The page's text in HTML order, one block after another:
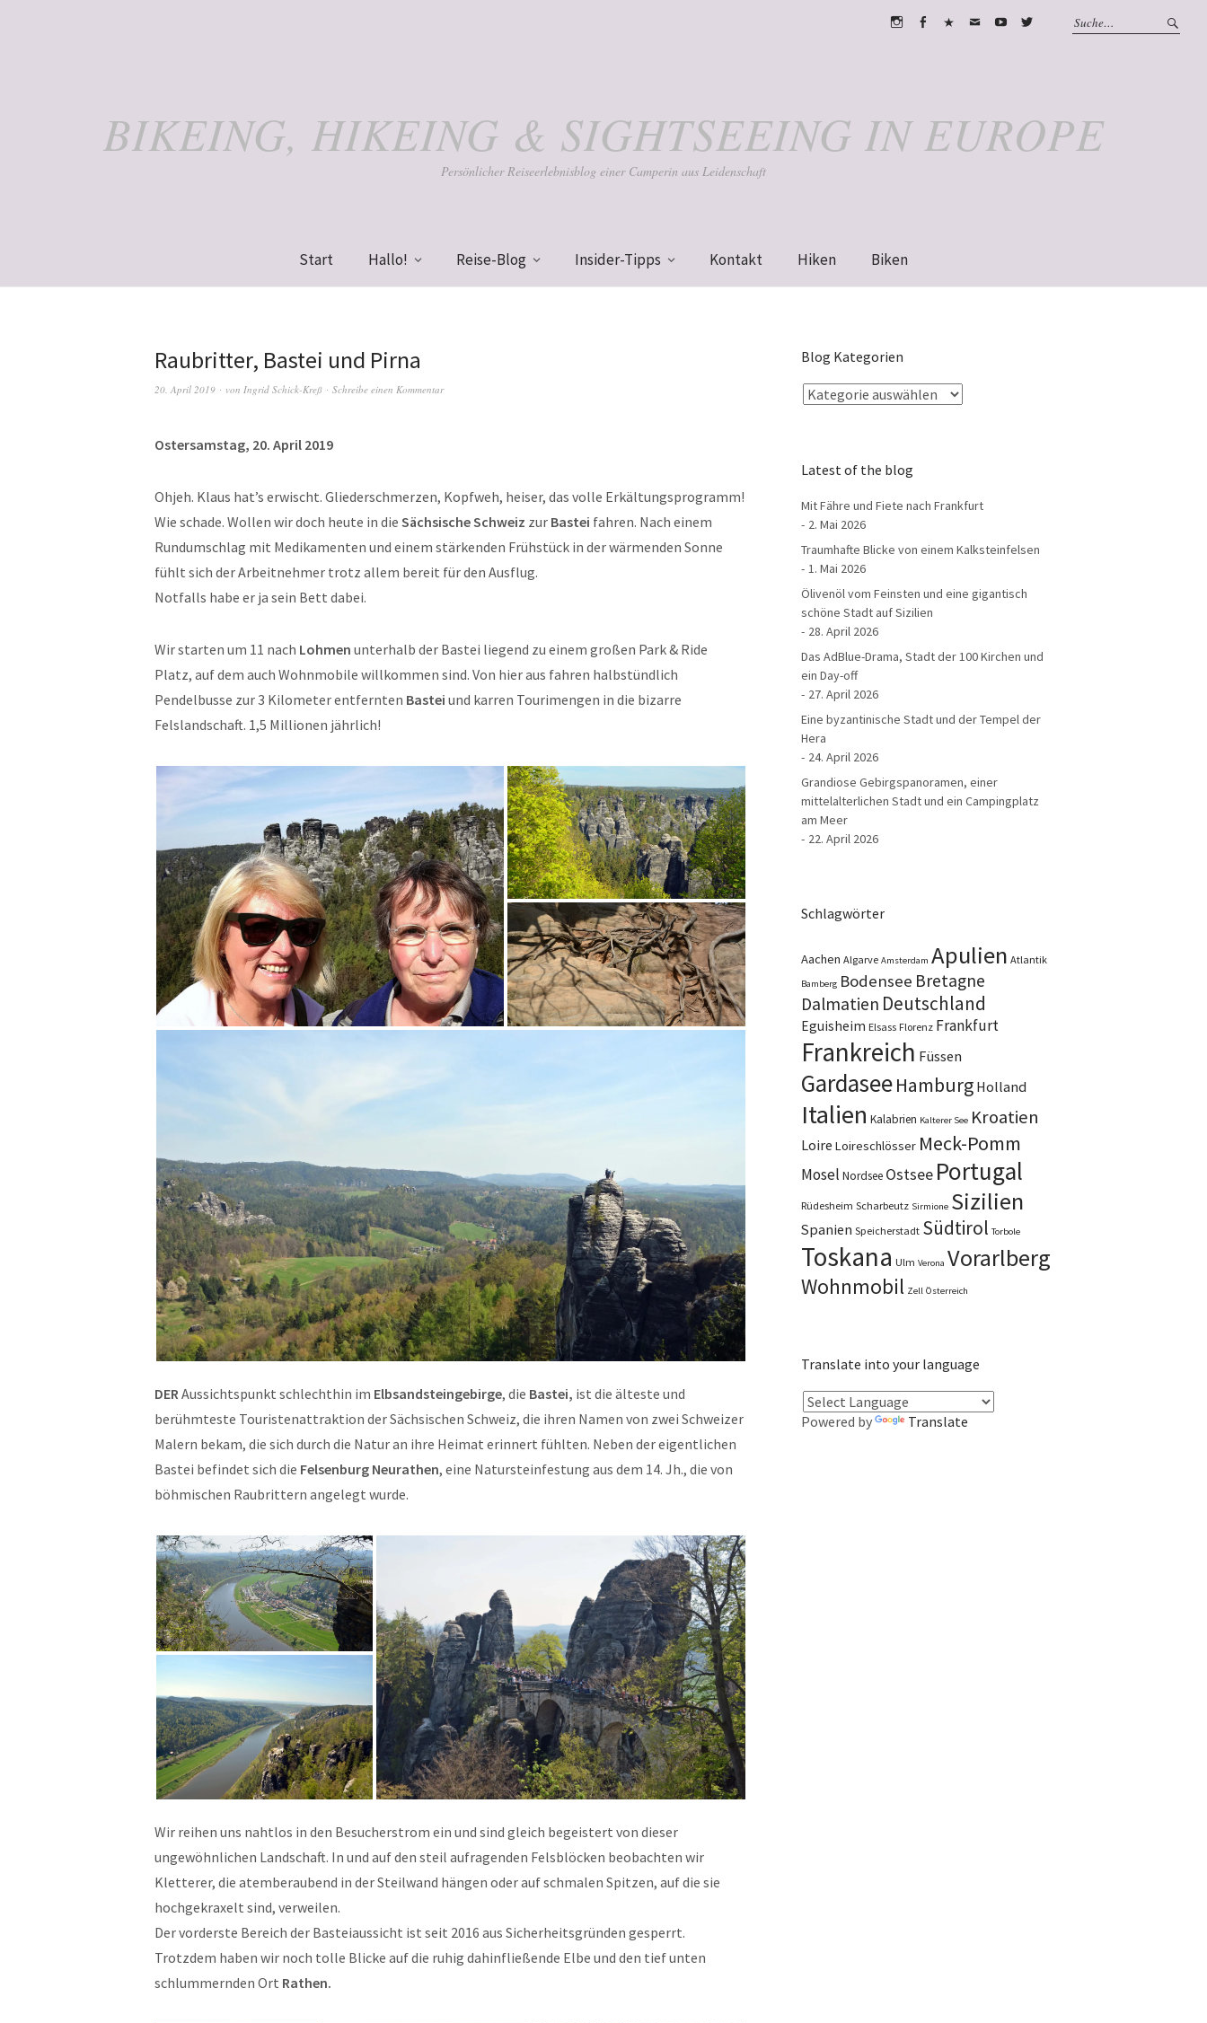
BIKEING, HIKEING & SIGHTSEEING IN EUROPE
Persönlicher Reiseerlebnisblog einer Camperin aus Leidenschaft
Start Hallo! Reise-Blog Insider-Tipps Kontakt Hiken Biken
Raubritter, Bastei und Pirna
20. April 2019 von Ingrid Schick-Kreß Schreibe einen Kommentar
Ostersamstag, 20. April 2019
Ohjeh. Klaus hat’s erwischt. Gliederschmerzen, Kopfweh, heiser, das volle Erkältungsprogramm!
Wie schade. Wollen wir doch heute in die Sächsische Schweiz zur Bastei fahren. Nach einem
Rundumschlag mit Medikamenten und einem stärkenden Frühstück in der wärmenden Sonne
fühlt sich der Arbeitnehmer trotz allem bereit für den Ausflug.
Notfalls habe er ja sein Bett dabei.
Wir starten um 11 nach Lohmen unterhalb der Bastei liegend zu einem großen Park & Ride
Platz, auf dem auch Wohnmobile willkommen sind. Von hier aus fahren halbstündlich
Pendelbusse zur 3 Kilometer entfernten Bastei und karren Tourimengen in die bizarre
Felslandschaft. 1,5 Millionen jährlich!
DERAussichtspunkt schlechthin im Elbsandsteingebirge, die Bastei, ist die älteste und
berühmteste Touristenattraktion der Sächsischen Schweiz, die ihren Namen von zwei Schweizer
Malern bekam, die sich durch die Natur an ihre Heimat erinnert fühlten. Neben der eigentlichen
Bastei befindet sich die Felsenburg Neurathen, eine Natursteinfestung aus dem 14. Jh., die von
böhmischen Raubrittern angelegt wurde.
Wir reihen uns nahtlos in den Besucherstrom ein und sind gleich begeistert von dieser
ungewöhnlichen Landschaft. In und auf den steil aufragenden Felsblöcken beobachten wir
Kletterer, die atemberaubend in der Steilwand hängen oder auf schmalen Spitzen, auf die sie
hochgekraxelt sind, verweilen.
Der vorderste Bereich der Basteiaussicht ist seit 2016 aus Sicherheitsgründen gesperrt.
Trotzdem haben wir noch tolle Blicke auf die ruhig dahinfließende Elbe und den tief unten
schlummernden Ort Rathen.
Blog Kategorien
Latest of the blog
Mit Fähre und Fiete nach Frankfurt
2. Mai 2026
Traumhafte Blicke von einem Kalksteinfelsen
1. Mai 2026
Ölivenöl vom Feinsten und eine gigantisch
schöne Stadt auf Sizilien
28. April 2026
Das AdBlue-Drama, Stadt der 100 Kirchen und
ein Day-off
27. April 2026
Eine byzantinische Stadt und der Tempel der
Hera
24. April 2026
Grandiose Gebirgspanoramen, einer
mittelalterlichen Stadt und ein Campingplatz
am Meer
22. April 2026
Schlagwörter
Aachen Algarve Amsterdam Apulien Atlantik
Bamberg Bodensee Bretagne
Dalmatien Deutschland
Eguisheim Elsass Florenz Frankfurt
Frankreich Füssen
GardaseeHamburg Holland
Italien Kalabrien Kalterer See Kroatien
Loire Loireschlösser Meck-Pomm
Mosel Nordsee Ostsee Portugal
Rüdesheim Scharbeutz Sirmione Sizilien
Spanien Speicherstadt Südtirol Torbole
Toskana Ulm Verona Vorarlberg
Wohnmobil Zell Österreich
Translate into your language
Powered by Translate